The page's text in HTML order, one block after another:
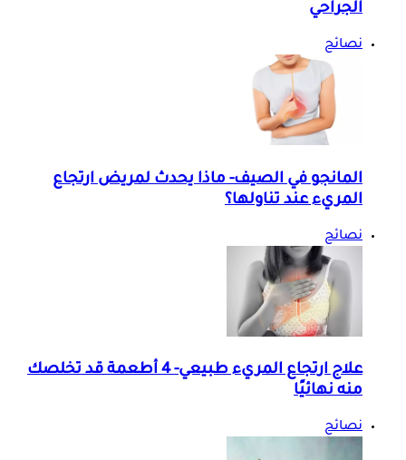
الجراحي
نصائح
المانجو في الصيف- ماذا يحدث لمريض ارتجاع
المريء عند تناولها؟
نصائح
علاج ارتجاع المريء طبيعي- 4 أطعمة قد تخلصك
منه نهائيًا
نصائح